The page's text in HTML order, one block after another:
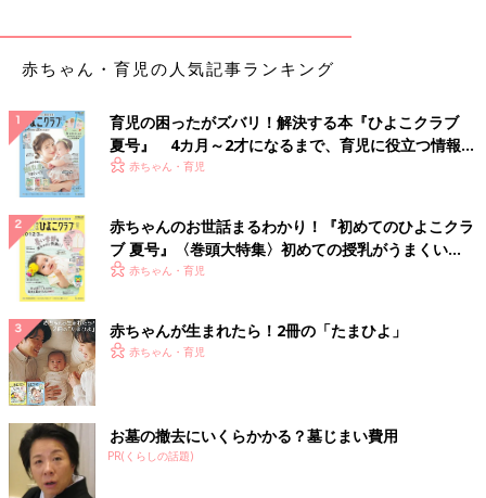
赤ちゃん・育児の人気記事ランキング
育児の困ったがズバリ！解決する本『ひよこクラブ
夏号』 4カ月～2才になるまで、育児に役立つ情報が
いっぱい！
赤ちゃん・育児
赤ちゃんのお世話まるわかり！『初めてのひよこクラ
ブ 夏号』〈巻頭大特集〉初めての授乳がうまくい
く！ おっぱい・ミルクの基本と夏のトラブル 解決テ
赤ちゃん・育児
赤ちゃんが生まれたら！2冊の「たまひよ」
赤ちゃん・育児
お墓の撤去にいくらかかる？墓じまい費用
PR(くらしの話題)